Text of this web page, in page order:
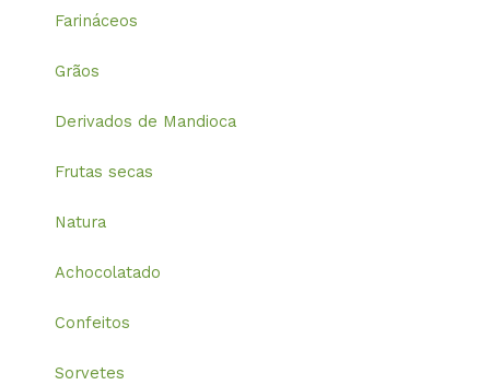
Farináceos
Grãos
Derivados de Mandioca
Frutas secas
Natura
Achocolatado
Confeitos
Sorvetes